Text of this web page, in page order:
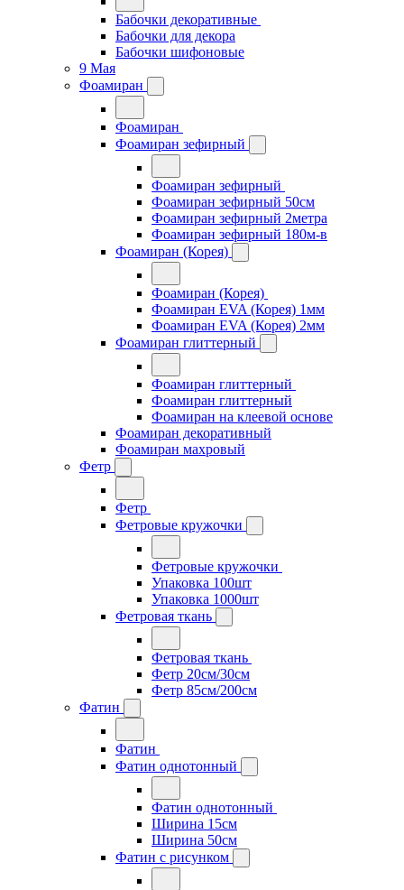
Бабочки декоративные
Бабочки для декора
Бабочки шифоновые
9 Мая
Фоамиран
Фоамиран
Фоамиран зефирный
Фоамиран зефирный
Фоамиран зефирный 50см
Фоамиран зефирный 2метра
Фоамиран зефирный 180м-в
Фоамиран (Корея)
Фоамиран (Корея)
Фоамиран EVA (Корея) 1мм
Фоамиран EVA (Корея) 2мм
Фоамиран глиттерный
Фоамиран глиттерный
Фоамиран глиттерный
Фоамиран на клеевой основе
Фоамиран декоративный
Фоамиран махровый
Фетр
Фетр
Фетровые кружочки
Фетровые кружочки
Упаковка 100шт
Упаковка 1000шт
Фетровая ткань
Фетровая ткань
Фетр 20см/30см
Фетр 85см/200см
Фатин
Фатин
Фатин однотонный
Фатин однотонный
Ширина 15см
Ширина 50см
Фатин с рисунком